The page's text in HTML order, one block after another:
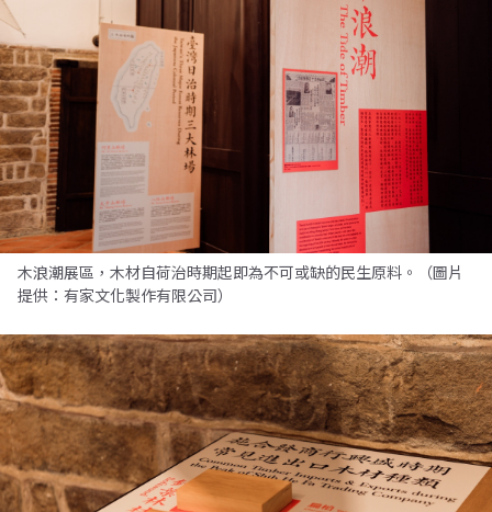
木浪潮展區，木材自荷治時期起即為不可或缺的民生原料。（圖片
提供：有家文化製作有限公司）